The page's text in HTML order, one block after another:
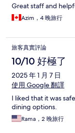
Great staff and
Azim，4 晚旅行
旅客真實評論
10/10 好極了
2025 年 1 月 7 日
使用 Google 翻譯
I liked that it was
dining options.
Rama，2 晚旅行